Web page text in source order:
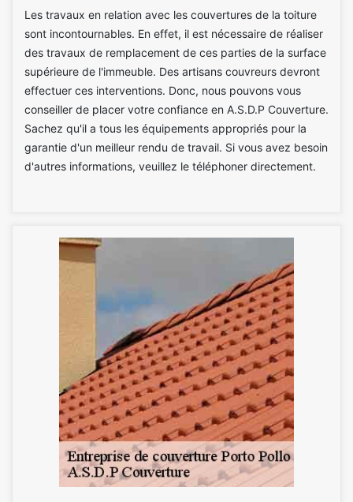
Les travaux en relation avec les couvertures de la toiture
sont incontournables. En effet, il est nécessaire de réaliser
des travaux de remplacement de ces parties de la surface
supérieure de l'immeuble. Des artisans couvreurs devront
effectuer ces interventions. Donc, nous pouvons vous
conseiller de placer votre confiance en A.S.D.P Couverture.
Sachez qu'il a tous les équipements appropriés pour la
garantie d'un meilleur rendu de travail. Si vous avez besoin
d'autres informations, veuillez le téléphoner directement.